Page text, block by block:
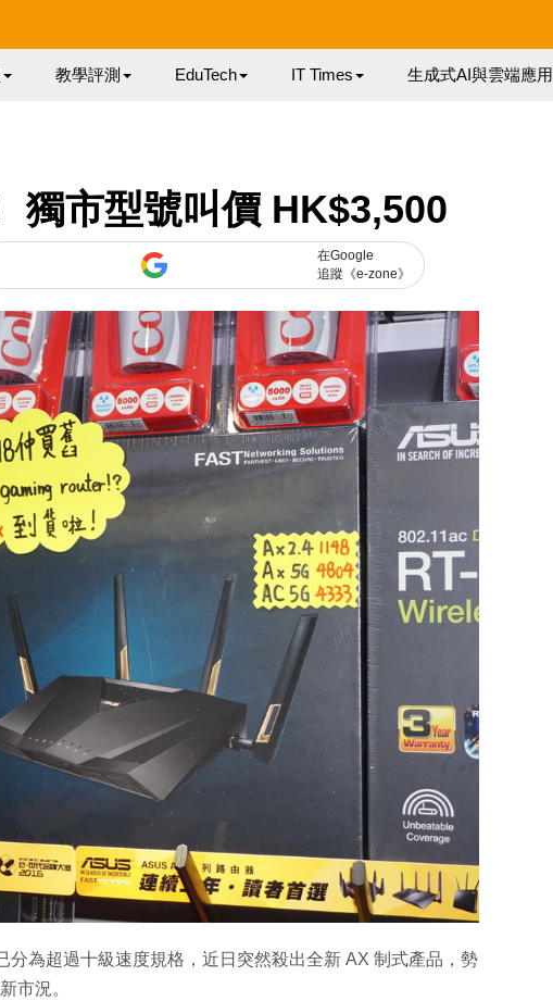
教學評測 EduTech IT Times 生成式AI與雲端應用
獨市型號叫價 HK$3,500
在Google
追蹤《e-zone》
為超過十級速度規格，近日突然殺出全新 AX 制式產品，勢
市況。